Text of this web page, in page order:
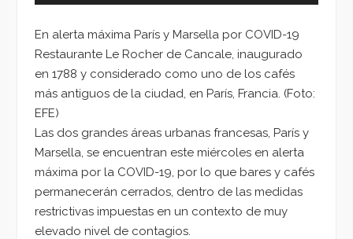
En alerta máxima París y Marsella por COVID-19
Restaurante Le Rocher de Cancale, inaugurado
en 1788 y considerado como uno de los cafés
más antiguos de la ciudad, en París, Francia. (Foto:
EFE)
Las dos grandes áreas urbanas francesas, París y
Marsella, se encuentran este miércoles en alerta
máxima por la COVID-19, por lo que bares y cafés
permanecerán cerrados, dentro de las medidas
restrictivas impuestas en un contexto de muy
elevado nivel de contagios.